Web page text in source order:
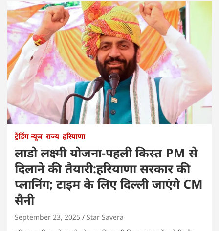
ट्रेंडिंग न्यूज राज्य हरियाणा
लाडो लक्ष्मी योजना-पहली किस्त PM से
दिलाने की तैयारी:हरियाणा सरकार की
प्लानिंग; टाइम के लिए दिल्ली जाएंगे CM
सैनी
September 23, 2025 Star Savera